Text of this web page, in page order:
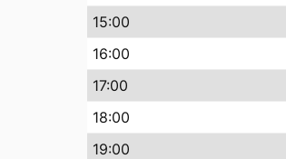
15:00
16:00
17:00
18:00
19:00